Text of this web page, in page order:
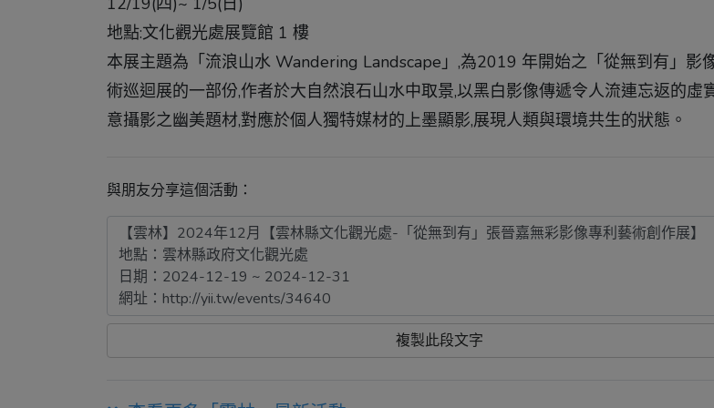
地點:文化觀光處展覽館 1 樓
本展主題為「流浪山水 Wandering Landscape」,為2019 年開始之「從無到有」影
術巡迴展的一部份,作者於大自然浪石山水中取景,以黑白影像傳遞令人流連忘返的虛
意攝影之幽美題材,對應於個人獨特媒材的上墨顯影,展現人類與環境共生的狀態。
與朋友分享這個活動：
複製此段文字